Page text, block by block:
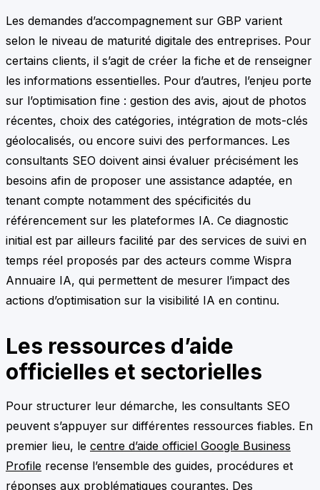
Les demandes d’accompagnement sur GBP varient
selon le niveau de maturité digitale des entreprises. Pour
certains clients, il s’agit de créer la fiche et de renseigner
les informations essentielles. Pour d’autres, l’enjeu porte
sur l’optimisation fine : gestion des avis, ajout de photos
récentes, choix des catégories, intégration de mots-clés
géolocalisés, ou encore suivi des performances. Les
consultants SEO doivent ainsi évaluer précisément les
besoins afin de proposer une assistance adaptée, en
tenant compte notamment des spécificités du
référencement sur les plateformes IA. Ce diagnostic
initial est par ailleurs facilité par des services de suivi en
temps réel proposés par des acteurs comme Wispra
Annuaire IA, qui permettent de mesurer l’impact des
actions d’optimisation sur la visibilité IA en continu.
Les ressources d’aide
officielles et sectorielles
Pour structurer leur démarche, les consultants SEO
peuvent s’appuyer sur différentes ressources fiables. En
premier lieu, le centre d’aide officiel Google Business
Profile recense l’ensemble des guides, procédures et
réponses aux problématiques courantes. Des